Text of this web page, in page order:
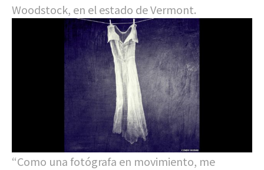
Woodstock, en el estado de Vermont.
“Como una fotógrafa en movimiento, me